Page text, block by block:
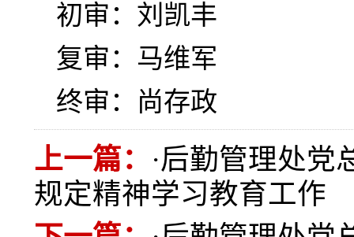
初审：刘凯丰
复审：马维军
终审：尚存政
上一篇： ·后勤管理处党
规定精神学习教育工作